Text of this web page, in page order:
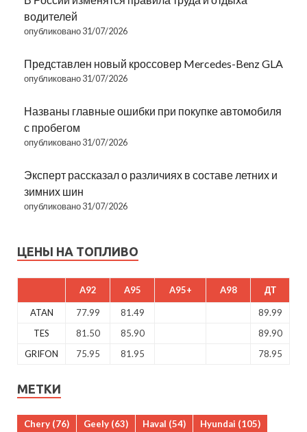
водителей
опубликовано 31/07/2026
Представлен новый кроссовер Mercedes-Benz GLA
опубликовано 31/07/2026
Названы главные ошибки при покупке автомобиля
с пробегом
опубликовано 31/07/2026
Эксперт рассказал о различиях в составе летних и
зимних шин
опубликовано 31/07/2026
ЦЕНЫ НА ТОПЛИВО
A92 A95 A95+ A98 ДТ
ATAN 77.99 81.49
89.99
TES
81.50 85.90
89.90
GRIFON
75.95 81.95 78.95
МЕТКИ
Chery (76) Geely (63) Haval (54) Hyundai (105)